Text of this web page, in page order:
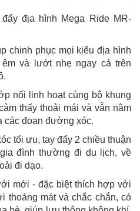
địa hình Mega Ride MR-
chinh phục mọi kiểu địa hình
và lướt nhẹ ngay cả trên
nối linh hoạt cùng bộ khung
thấy thoải mái và vẫn nằm
các đoạn đường xóc.
tối ưu, tay đẩy 2 chiều thuận
đình thường đi du lịch, về
đi dạo.
mới - đặc biệt thích hợp với
thoáng mát và chắc chắn, có